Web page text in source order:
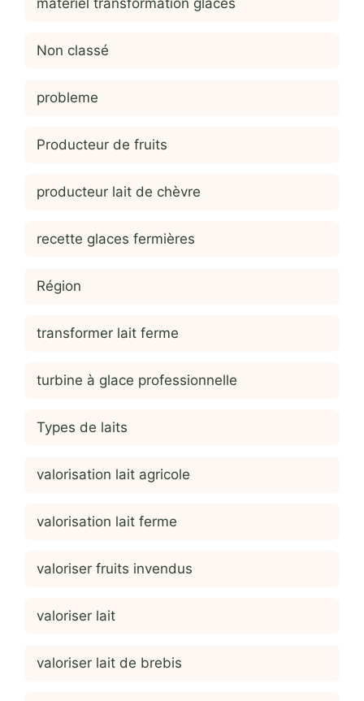
matériel transformation glaces
Non classé
probleme
Producteur de fruits
producteur lait de chèvre
recette glaces fermières
Région
transformer lait ferme
turbine à glace professionnelle
Types de laits
valorisation lait agricole
valorisation lait ferme
valoriser fruits invendus
valoriser lait
valoriser lait de brebis